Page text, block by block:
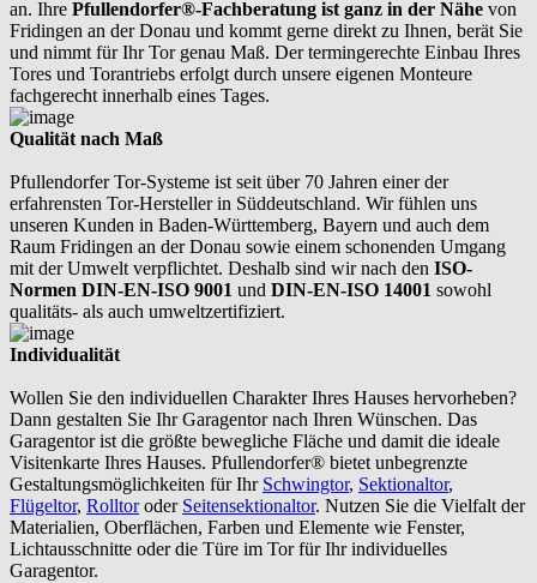
an. Ihre Pfullendorfer®-Fachberatung ist ganz in der Nähe von
Fridingen an der Donau und kommt gerne direkt zu Ihnen, berät Sie
und nimmt für Ihr Tor genau Maß. Der termingerechte Einbau Ihres
Tores und Torantriebs erfolgt durch unsere eigenen Monteure
fachgerecht innerhalb eines Tages.
Qualität nach Maß
Pfullendorfer Tor-Systeme ist seit über 70 Jahren einer der
erfahrensten Tor-Hersteller in Süddeutschland. Wir fühlen uns
unseren Kunden in Baden-Württemberg, Bayern und auch dem
Raum Fridingen an der Donau sowie einem schonenden Umgang
mit der Umwelt verpflichtet. Deshalb sind wir nach den ISO-
Normen DIN-EN-ISO 9001 und DIN-EN-ISO 14001 sowohl
qualitäts- als auch umweltzertifiziert.
Individualität
Wollen Sie den individuellen Charakter Ihres Hauses hervorheben?
Dann gestalten Sie Ihr Garagentor nach Ihren Wünschen. Das
Garagentor ist die größte bewegliche Fläche und damit die ideale
Visitenkarte Ihres Hauses. Pfullendorfer® bietet unbegrenzte
Gestaltungsmöglichkeiten für Ihr Schwingtor, Sektionaltor,
Flügeltor, Rolltoroder Seitensektionaltor. Nutzen Sie die Vielfalt der
Materialien, Oberflächen, Farben und Elemente wie Fenster,
Lichtausschnitte oder die Türe im Tor für Ihr individuelles
Garagentor.